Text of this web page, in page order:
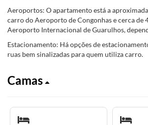
Aeroportos: O apartamento está a
carro do Aeroporto de Congonhas e cerca de
Aeroporto Internacional de Guarulhos,
Estacionamento: Há opções de
ruas bem sinalizadas para quem utiliza carro.
Camas